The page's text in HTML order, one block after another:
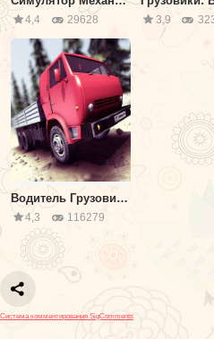
4,4 29628 3,9
Водитель Грузовика Опасная Дорога
4,3 116279
Система комментирования SigComments